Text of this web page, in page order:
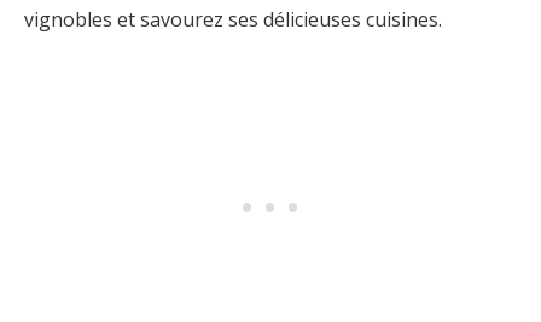
vignobles et savourez ses délicieuses cuisines.